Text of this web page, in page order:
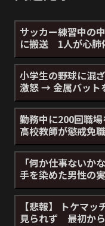
サッカー練習中の
に搬送 1人が心肺
小学生の野球に混
激怒 → 金属バット
勤務中に200回職
高校教師が懲戒免
「何か仕事ないか
手を染めた男性の
【悲報】 トケマ
見られず 最初か